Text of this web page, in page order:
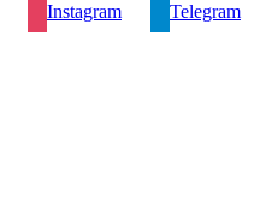
Instagram
Telegram